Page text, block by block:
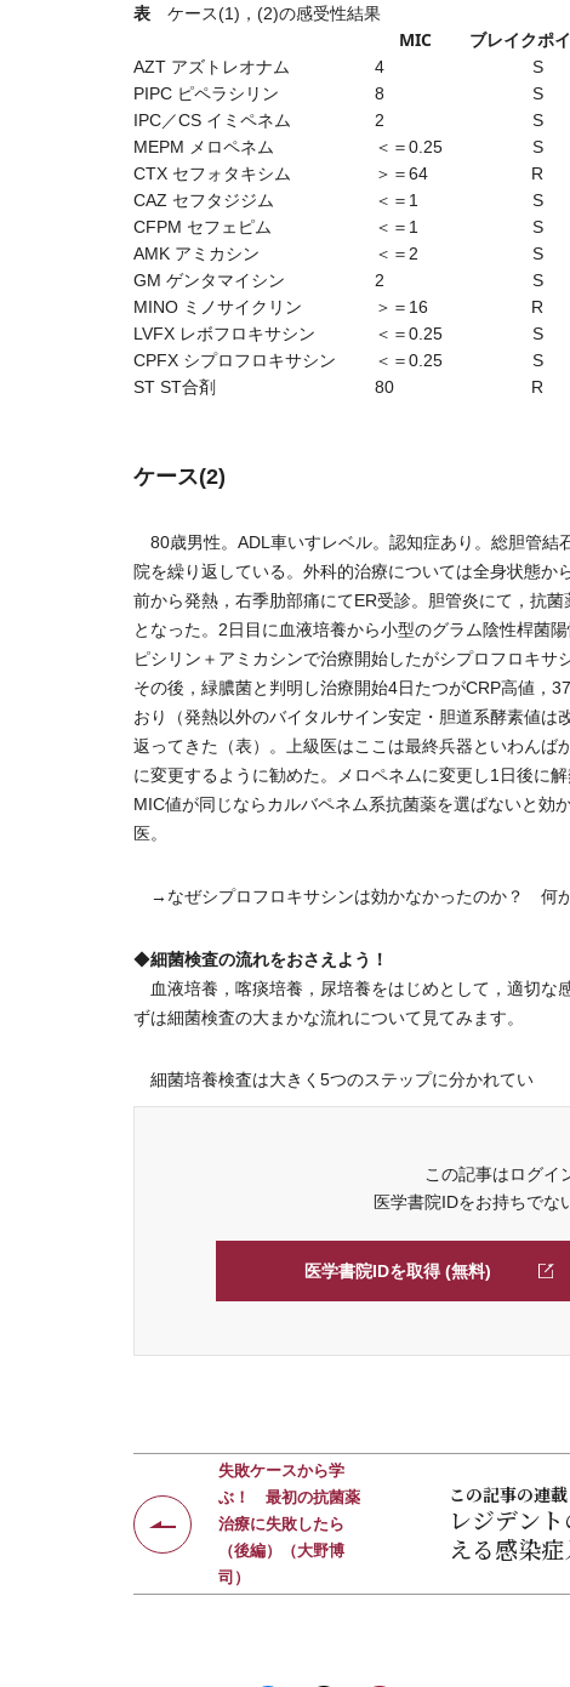
表 ケース(1)，(2)の感受性結果
MIC ブレイクポ
AZT アズトレオナム 4
S
PIPC ピペラシリン
8
S
IPC／CS イミペネム
2
S
MEPM メロペネム
＜＝0.25
S
CTX セフォタキシム
＞＝64
R
CAZ セフタジジム
＜＝1
S
CFPM セフェピム
＜＝1
S
AMK アミカシン
＜＝2
S
GM ゲンタマイシン
2
S
MINO ミノサイクリン
＞＝16
R
LVFX レボフロキサシン
＜＝0.25
S
CPFX シプロフロキサシン
＜＝0.25
S
ST ST合剤
80 R
ケース(2)
80歳男性。ADL車いすレベル。認知症あり。総胆管結
院を繰り返している。外科的治療については全身状態か
前から発熱，右季肋部痛にてER受診。胆管炎にて，抗
となった。2日目に血液培養から小型のグラム陰性桿菌
ピシリン＋アミカシンで治療開始したがシプロフロキサ
その後，緑膿菌と判明し治療開始4日たつがCRP高値，
おり（発熱以外のバイタルサイン安定・胆道系酵素値は
返ってきた（表）。上級医はここは最終兵器といわんば
に変更するように勧めた。メロペネムに変更し1日後に
MIC値が同じならカルバペネム系抗菌薬を選ばないと効
医。
→なぜシプロフロキサシンは効かなかったのか？ 何
◆細菌検査の流れをおさえよう！
血液培養，喀痰培養，尿培養をはじめとして，適切な
ずは細菌検査の大まかな流れについて見てみます。
細菌培養検査は大きく5つのステップに分かれてい
この記事はログイ
医学書院IDをお持ちでな
医学書院IDを取得 (無料)
この記事の連載
レジデン
える感染症
失敗ケースから学
ぶ！ 最初の抗菌薬
治療に失敗したら
（後編）（大野博
司）